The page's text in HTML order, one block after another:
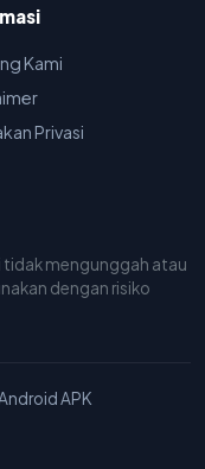
Kami
Privasi
tidak mengunggah atau
dengan risiko
APK